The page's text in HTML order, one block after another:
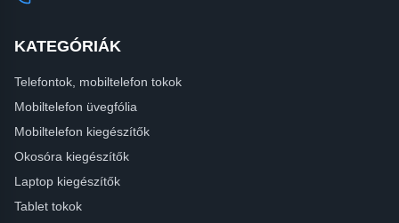
KATEGÓRIÁK
Telefontok, mobiltelefon tokok
Mobiltelefon üvegfólia
Mobiltelefon kiegészítők
Okosóra kiegészítők
Laptop kiegészítők
Tablet tokok